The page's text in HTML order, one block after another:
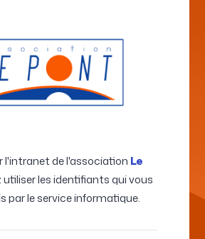
l'intranet de l'association Le
utiliser les identifiants qui vous
par le service informatique.